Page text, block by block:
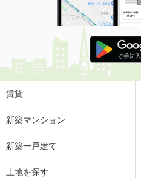
賃貸
新築マンション
新築一戸建て
土地を探す